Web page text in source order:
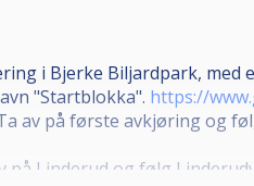
i Bjerke Biljardpark, med
"Startblokka". https://
av på første avkjøring og
på Linderud og følg